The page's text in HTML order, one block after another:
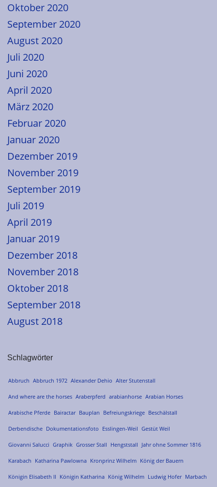
Oktober 2020
September 2020
August 2020
Juli 2020
Juni 2020
April 2020
März 2020
Februar 2020
Januar 2020
Dezember 2019
November 2019
September 2019
Juli 2019
April 2019
Januar 2019
Dezember 2018
November 2018
Oktober 2018
September 2018
August 2018
Schlagwörter
Abbruch Abbruch 1972 Alexander Dehio Alter Stutenstall
And where are the horses Araberpferd arabianhorse Arabian Horses
Arabische Pferde Bairactar Bauplan Befreiungskriege Beschälstall
Derbendische Dokumentationsfoto Esslingen-Weil Gestüt Weil
Giovanni Salucci Graphik Grosser Stall Hengststall Jahr ohne Sommer 1816
Karabach Katharina Pawlowna Kronprinz Wilhelm König der Bauern
Königin Elisabeth II Königin Katharina König Wilhelm Ludwig Hofer Marbach